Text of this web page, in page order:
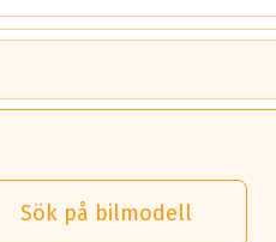
däck.
Sök på bilmodell